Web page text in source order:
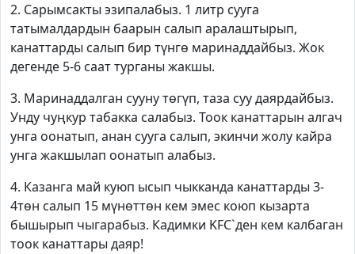
2. Сарымсакты эзипалабыз. 1 литр сууга
татымалдардын баарын салып аралаштырып,
канаттарды салып бир түнгө маринаддайбыз. Жок
дегенде 5-6 саат турганы жакшы.
3. Маринаддалган сууну төгүп, таза суу даярдайбыз.
Унду чуңкур табакка салабыз. Тоок канаттарын алгач
унга оонатып, анан сууга салып, экинчи жолу кайра
унга жакшылап оонатып алабыз.
4. Казанга май куюп ысып чыкканда канаттарды 3-
4төн салып 15 мүнөттөн кем эмес коюп кызарта
бышырып чыгарабыз. Кадимки KFC`ден кем калбаган
тоок канаттары даяр!